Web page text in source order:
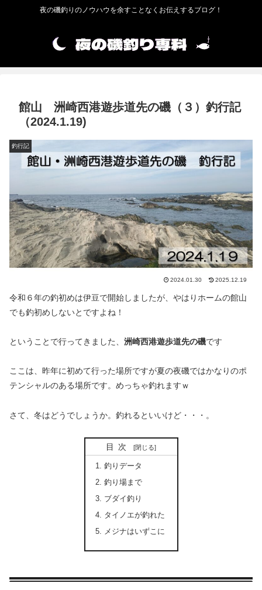
夜の磯釣りのノウハウを余すことなくお伝えするブログ！
館山 洲崎西港遊歩道先の磯（３）釣行記
（2024.1.19)
釣行記
2024.01.30 2025.12.19
令和６年の釣初めは伊豆で開始しましたが、やはりホームの館山
でも釣初めしないとですよね！
ということで行ってきました、 洲崎西港遊歩道先の磯です
ここは、昨年に初めて行った場所ですが夏の夜磯ではかなりのポ
テンシャルのある場所です。めっちゃ釣れますｗ
さて、冬はどうでしょうか。釣れるといいけど・・・。
目次
釣りデータ
釣り場まで
ブダイ釣り
タイノエが釣れた
メジナはいずこに